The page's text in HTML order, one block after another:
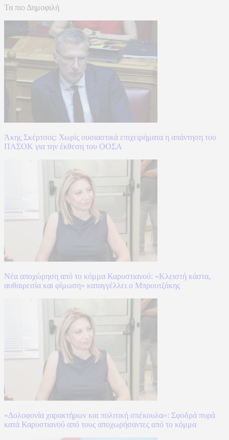
Τα πιο Δημοφιλή
Άκης Σκέρτσος: Χωρίς ουσιαστικά επιχειρήματα η απάντηση του
ΠΑΣΟΚ για την έκθεση του ΟΟΣΑ
Νέα αποχώρηση από το κόμμα Καρυστιανού: «Κλειστή κάστα,
αυθαιρεσία και φίμωση» καταγγέλλει ο Μπρουτζάκης
«Δολοφονία χαρακτήρων και πολιτική σπέκουλα»: Σφοδρά πυρά
κατά Καρυστιανού από τους αποχωρήσαντες από το κόμμα